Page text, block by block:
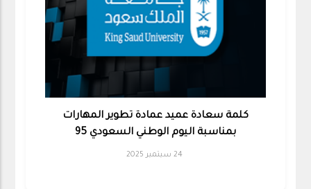
كلمة سعادة عميد عمادة تطوير المهارات
بمناسبة اليوم الوطني السعودي 95
24 سبتمبر 2025